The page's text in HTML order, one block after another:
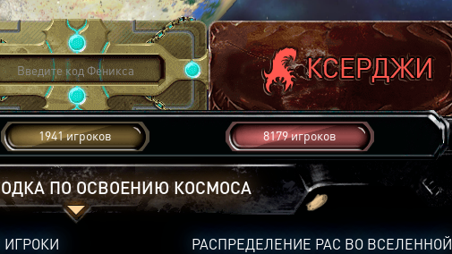
1941 игроков 8179 игроков
ПО ОСВОЕНИЮ КОСМОСА
РАСПРЕДЕЛЕНИЕ РАС ВО ВСЕЛЕННОЙ